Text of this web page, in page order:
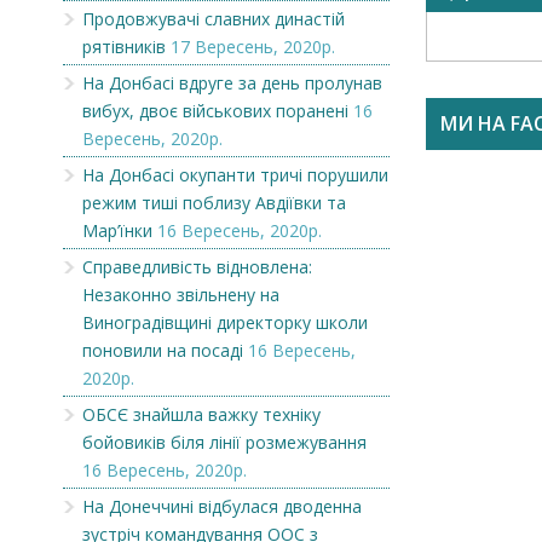
Продовжувачі славних династій
рятівників 17 Вересень, 2020р.
На Донбасі вдруге за день пролунав
вибух, двоє військових поранені 16
Вересень, 2020р.
На Донбасі окупанти тричі порушили
режим тиші поблизу Авдіївки та
Мар’їнки 16 Вересень, 2020р.
Справедливість відновлена:
Незаконно звільнену на
Виноградівщині директорку школи
поновили на посаді 16 Вересень,
2020р.
ОБСЄ знайшла важку техніку
бойовиків біля лінії розмежування
16 Вересень, 2020р.
На Донеччині відбулася дводенна
зустріч командування ООС з
смородини...
МИ НА